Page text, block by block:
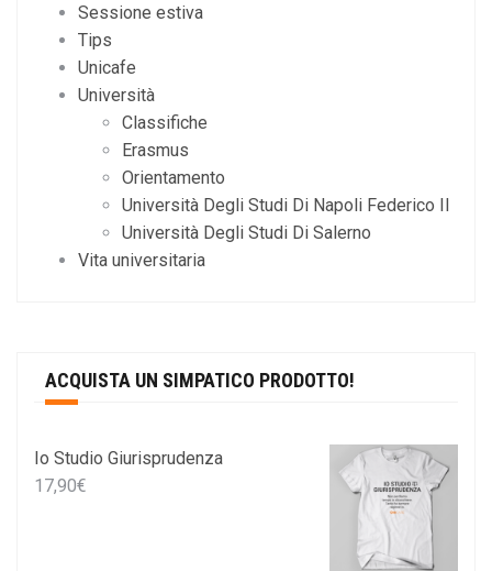
Sessione estiva
Tips
Unicafe
Università
Classifiche
Erasmus
Orientamento
Università Degli Studi Di Napoli Federico II
Università Degli Studi Di Salerno
Vita universitaria
ACQUISTA UN SIMPATICO PRODOTTO!
Io Studio Giurisprudenza
17,90€